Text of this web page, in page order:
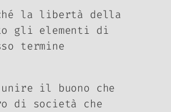
la libertà della
gli elementi di
termine
il buono che
di società che